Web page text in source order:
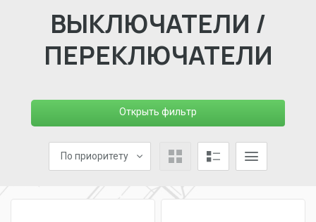
ВЫКЛЮЧАТЕЛИ /
ПЕРЕКЛЮЧАТЕЛИ
Открыть фильтр
По приоритету